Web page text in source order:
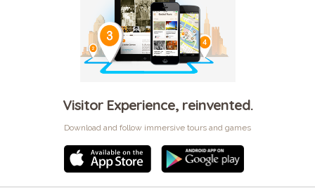
Visitor Experience, reinvented.
Download and follow immersive tours and games